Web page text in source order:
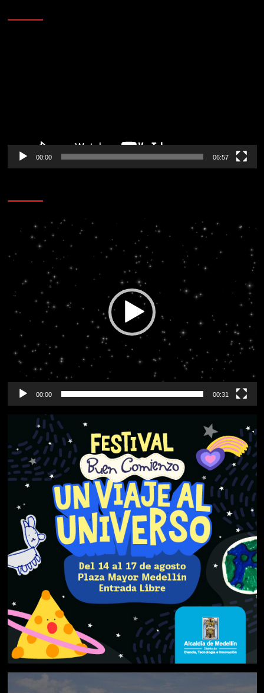
00:00 06:57
Reproductor
vídeo
00:00 00:31